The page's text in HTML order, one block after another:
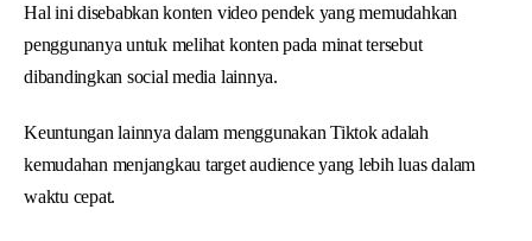
Hal ini disebabkan konten video pendek yang memudahkan
penggunanya untuk melihat konten pada minat tersebut
dibandingkan social media lainnya.
Keuntungan lainnya dalam menggunakan Tiktok adalah
kemudahan menjangkau target audience yang lebih luas dalam
waktu cepat.